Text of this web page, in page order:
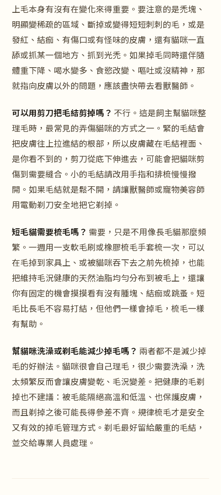
上毛本身有沒有在變化來得重要。要注意的是禿塊、
明顯變稀疏的區域、斷掉或變得短短刺刺的毛，或是
發紅、結痂、有傷口或有怪味的皮膚，還有貓咪一直
舔或抓某一個地方、抓到光禿。如果掉毛同時還伴隨
體重下降、喝水變多、食慾改變、嘔吐或沒精神，那
就指向皮膚以外的問題，應該盡快帶去看獸醫師。
可以用剪刀把毛結剪掉嗎？ 不行。這是飼主幫貓咪整
理毛時，最常見的弄傷貓咪的方式之一。緊的毛結會
把皮膚往上拉進結的根部，所以皮膚藏在毛結裡面、
是你看不到的，剪刀從底下伸進去，可能會把貓咪剪
傷到需要縫合。小的毛結請改用手指和排梳慢慢撥
開。如果毛結就是鬆不開，請讓獸醫師或寵物美容師
用電動剃刀安全地把它剃掉。
短毛貓需要梳毛嗎？ 需要，只是不用像長毛貓那麼頻
繁。一週用一支軟毛刷或橡膠梳毛手套梳一次，可以
在毛掉到家具上、或被貓咪吞下去之前先梳掉，也能
把維持毛況健康的天然油脂均勻分布到被毛上，還讓
你有固定的機會摸摸看有沒有腫塊、結痂或跳蚤。短
毛比長毛不容易打結，但他們一樣會掉毛，梳毛一樣
有幫助。
幫貓咪洗澡或剃毛能減少掉毛嗎？ 兩者都不是減少掉
毛的好辦法。貓咪很會自己理毛，很少需要洗澡，洗
太頻繁反而會讓皮膚變乾、毛況變差。把健康的毛剃
掉也不建議：被毛能隔絕高溫和低溫、也保護皮膚，
而且剃掉之後可能長得參差不齊。規律梳毛才是安全
又有效的掉毛管理方式。剃毛最好留給嚴重的毛結，
並交給專業人員處理。